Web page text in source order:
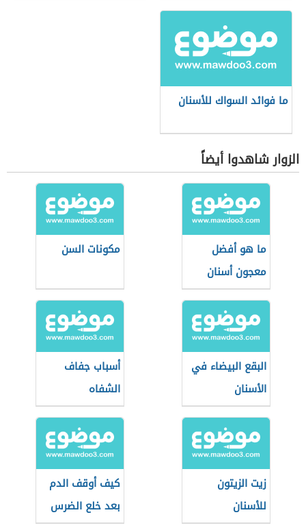
ما فوائد السواك للأسنان
الزوار شاهدوا أيضاً
ما هو أفضل
معجون أسنان
مكونات السن
البقع البيضاء في
الأسنان
أسباب جفاف
الشفاه
زيت الزيتون
للأسنان
كيف أوقف الدم
بعد خلع الضرس